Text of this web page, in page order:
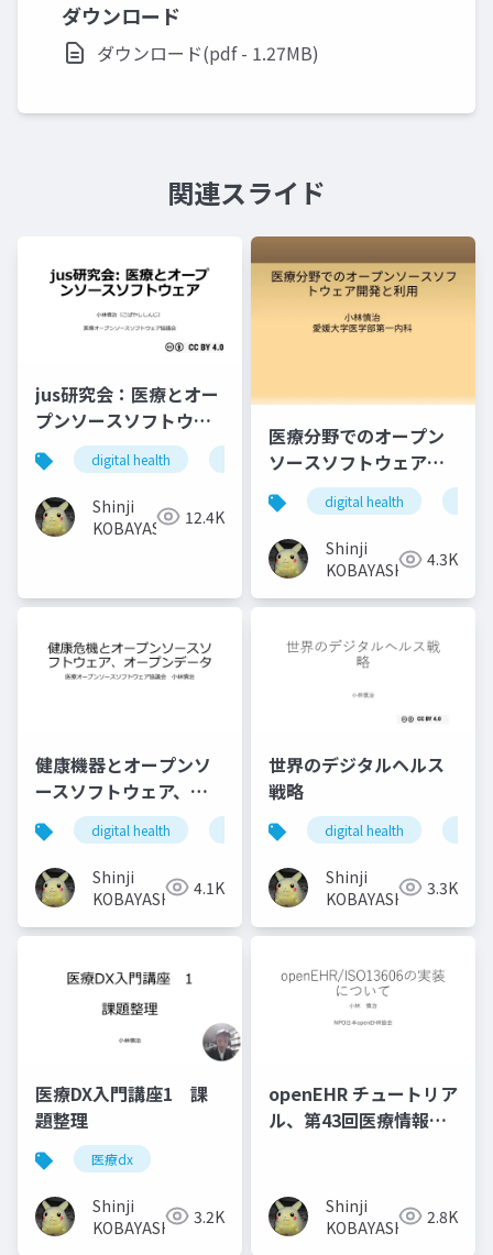
ダウンロード
ダウンロード(pdf - 1.27MB)
関連スライド
jus研究会：医療とオー
プンソースソフトウェ
ア
digital health global health oss open
Shinji
KOBAYASHI 12.4K
医療分野でのオープン
ソースソフトウェア開
発と利用digital health
Shinji
KOBAYASHI
4.3K
健康機器とオープンソ
ースソフトウェア、オ
ープンデータ
digital health 健康危機 osc open source
Shinji
KOBAYASHI
4.1K
世界のデジタルヘルス
戦略
digital health
Shinji
KOBAYASHI
3.3K
医療DX入門講座1 課
題整理
医療dx
Shinji
KOBAYASHI
3.2K
openEHR チュートリア
ル、第43回医療情報学
Shinji
KOBAYASHI
2.8K